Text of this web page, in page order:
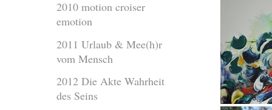
2010 motion croiser
emotion
2011 Urlaub & Mee(h)r
vom Mensch
2012 Die Akte Wahrheit
des Seins